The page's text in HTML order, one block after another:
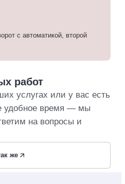
с автоматикой, второй
работ
услугах или у вас есть
удобное время — мы
на вопросы и
же